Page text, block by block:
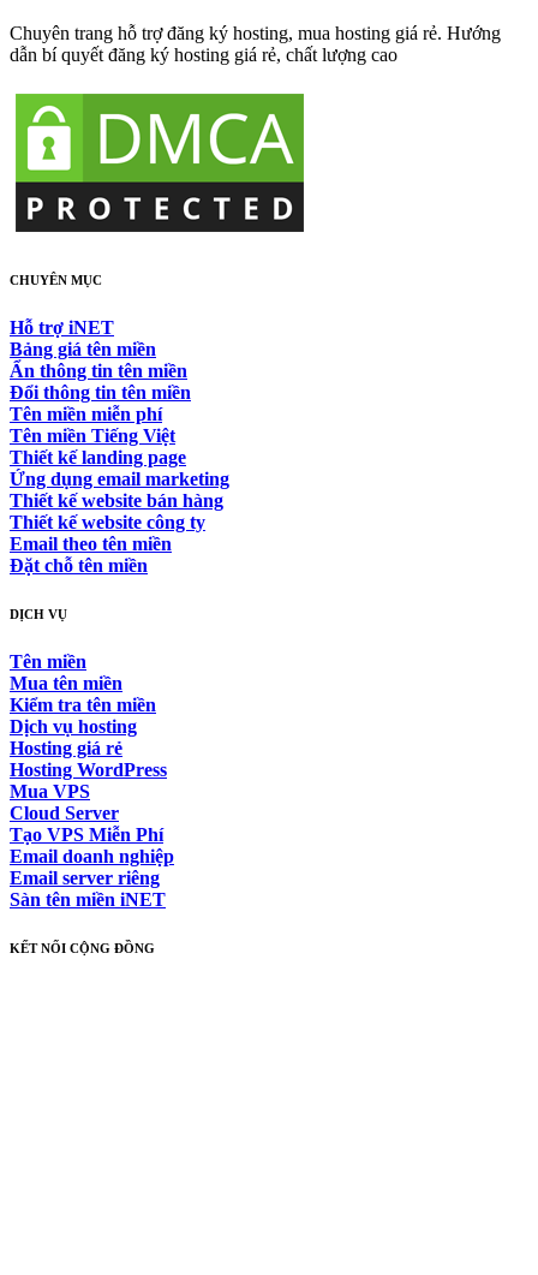
Chuyên trang hỗ trợ đăng ký hosting, mua hosting giá rẻ. Hướng
dẫn bí quyết đăng ký hosting giá rẻ, chất lượng cao
CHUYÊN MỤC
Hỗ trợ iNET
Bảng giá tên miền
Ẩn thông tin tên miền
Đổi thông tin tên miền
Tên miền miễn phí
Tên miền Tiếng Việt
Thiết kế landing page
Ứng dụng email marketing
Thiết kế website bán hàng
Thiết kế website công ty
Email theo tên miền
Đặt chỗ tên miền
DỊCH VỤ
Tên miền
Mua tên miền
Kiểm tra tên miền
Dịch vụ hosting
Hosting giá rẻ
Hosting WordPress
Mua VPS
Cloud Server
Tạo VPS Miễn Phí
Email doanh nghiệp
Email server riêng
Sàn tên miền iNET
KẾT NỐI CỘNG ĐỒNG